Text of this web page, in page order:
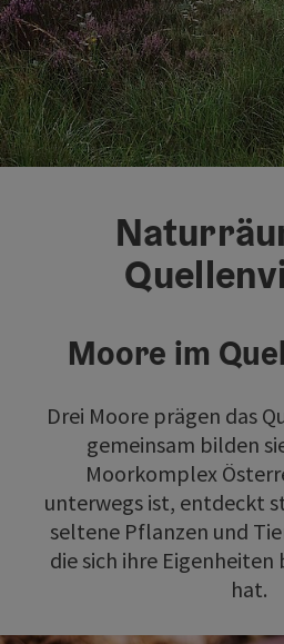
Moore im
Drei Moore prägen das
gemeinsam bilden
Moorkomplex
unterwegs ist, entdeckt
seltene Pflanzen und
die sich ihre
hat.